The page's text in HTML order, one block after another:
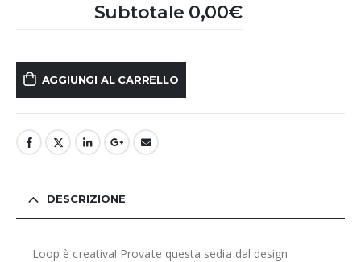
Subtotale 0,00€
AGGIUNGI AL CARRELLO
DESCRIZIONE
Loop è creativa! Provate questa sedia dal design